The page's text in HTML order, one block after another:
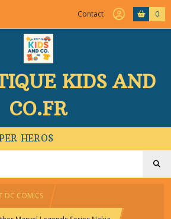
Contact 0
KIDS AND
CO.FR
HEROS
DC COMICS